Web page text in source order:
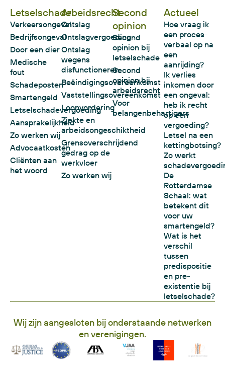
Letselschade
Verkeersongeval
Bedrijfsongeval
Door een dier
Medische
fout
Schadeposten
Smartengeld
Letselschadevergoeding
Aansprakelijkheid
Zo werken wij
Advocaatkosten
Cliënten aan
het woord
Arbeidsrecht
Ontslag
Ontslagvergoeding
Ontslag
wegens
disfunctioneren
Beëindigingsovereenkomst
Vaststellingsovereenkomst
Loonvordering
Ziekte en
arbeidsongeschiktheid
Grensoverschrijdend
gedrag op de
werkvloer
Zo werken wij
Second
opinion
Second
opinion bij
letselschade
Second
opinion bij
arbeidsrecht
Voor
belangenbehartigers
Actueel
Hoe vraag ik
een proces-
verbaal op na
een
aanrijding?
Ik verlies
inkomen door
een ongeval:
heb ik recht
op een
vergoeding?
Letsel na een
kettingbotsing?
Zo werkt
De
Rotterdamse
Schaal: wat
betekent dit
voor uw
smartengeld?
Wat is het
verschil
tussen
predispositie
en pre-
existentie bij
letselschade?
Wij zijn aangesloten bij onderstaande netwerken
en verenigingen.